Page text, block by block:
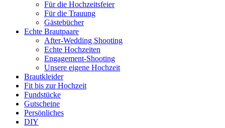
Für die Hochzeitsfeier
Für die Trauung
Gästebücher
Echte Brautpaare
After-Wedding Shooting
Echte Hochzeiten
Engagement-Shooting
Unsere eigene Hochzeit
Brautkleider
Fit bis zur Hochzeit
Fundstücke
Gutscheine
Persönliches
DIY